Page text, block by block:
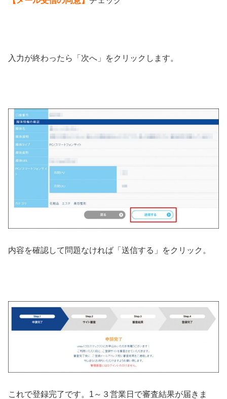
入力が終わったら「次へ」をクリックします。
内容を確認して問題なければ「送信する」をクリック。
これで登録完了です。1～３営業日で審査結果が届きま